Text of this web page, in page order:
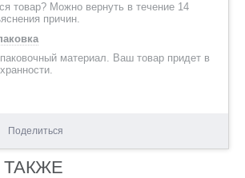
товар? Можно вернуть в течение 14
причин.
материал. Ваш товар придет в
Поделиться